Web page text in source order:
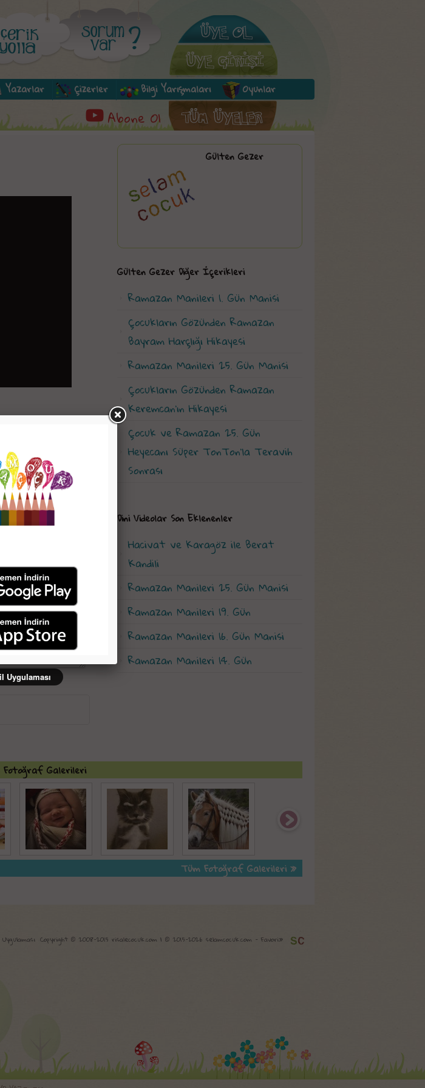
Yazarlar Çizerler Bilgi Yarışmaları Oyunlar
Abone Ol
Gülten Gezer
Gülten Gezer Diğer İçerikleri
Ramazan Manileri 1. Gün Manisi
Çocukların Gözünden Ramazan
Bayram Harçlığı Hikayesi
Ramazan Manileri 25. Gün Manisi
Çocukların Gözünden Ramazan
Keremcan'ın Hikayesi
Çocuk ve Ramazan 25. Gün
Heyecanı Süper TonTon'la Teravih
Sonrası
Dini Videolar Son Eklenenler
Hacivat ve Karagöz ile Berat
Kandili
Ramazan Manileri 25. Gün Manisi
Ramazan Manileri 19. Gün
Ramazan Manileri 16. Gün Manisi
Ramazan Manileri 14. Gün
Fotoğraf Galerileri
Tüm Fotoğraf Galerileri »
Copyright © 2008-2015 risalecocuk.com | © 2015-2026 selamcocuk.com - Favori»
Uygulaması